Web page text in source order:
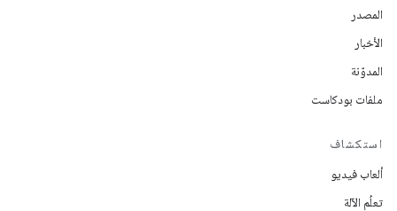
المصدر
الأخبار
المدوّنة
ملفات بودكاست
استكشاف
ألعاب فيديو
تعلُم الآلة